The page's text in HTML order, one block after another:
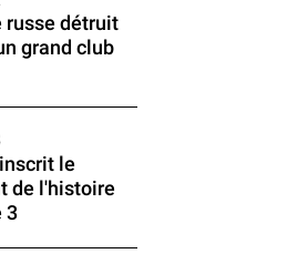
russe détruit
grand club
le
de l'histoire
3